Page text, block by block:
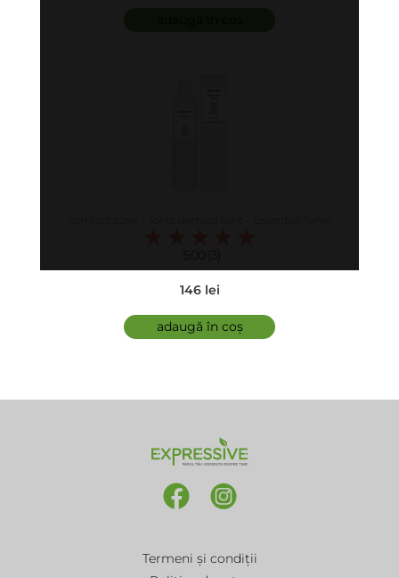
5.00 (3)
146 lei
adaugă în coș
Termeni și condiții